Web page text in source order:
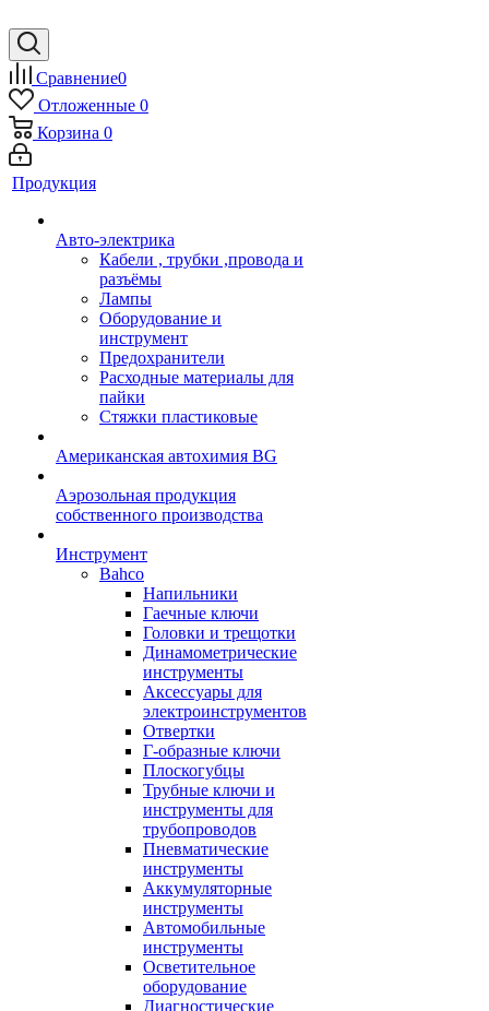
Сравнение0
Отложенные 0
Корзина 0
Продукция
Авто-электрика
Кабели , трубки ,провода и
разъёмы
Лампы
Оборудование и
инструмент
Предохранители
Расходные материалы для
пайки
Стяжки пластиковые
Американская автохимия BG
Аэрозольная продукция
собственного производства
Инструмент
Bahco
Напильники
Гаечные ключи
Головки и трещотки
Динамометрические
инструменты
Аксессуары для
электроинструментов
Отвертки
Г-образные ключи
Плоскогубцы
Трубные ключи и
инструменты для
трубопроводов
Пневматические
инструменты
Аккумуляторные
инструменты
Автомобильные
инструменты
Осветительное
оборудование
Диагностические